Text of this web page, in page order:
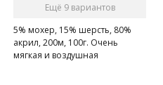
Ещё 9 вариантов
5% мохер, 15% шерсть, 80%
акрил, 200м, 100г. Очень
мягкая и воздушная